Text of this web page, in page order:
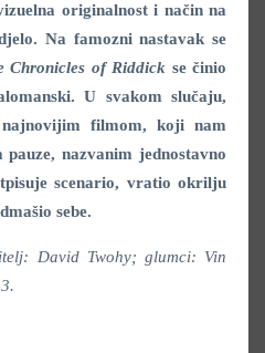
originalnost i način na
Na famozni nastavak se
Chronicles of Riddick se činio
U svakom slučaju,
filmom, koji nam
nazvanim jednostavno
scenario, vratio okrilju
sebe.
David Twohy; glumci: Vin